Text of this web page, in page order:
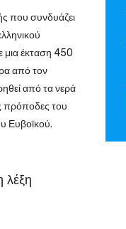
που συνδυάζει
μια έκταση 450
από τον
από τα νερά
πρόποδες του
Ευβοϊκού.
λέξη